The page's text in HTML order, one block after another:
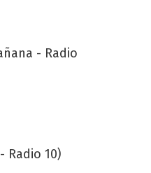
- Radio
Radio 10)